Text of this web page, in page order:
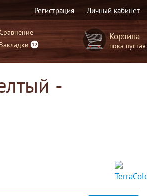
Регистрация Личный кабинет
Сравнение
Закладки12
Корзина
пока пустая
-